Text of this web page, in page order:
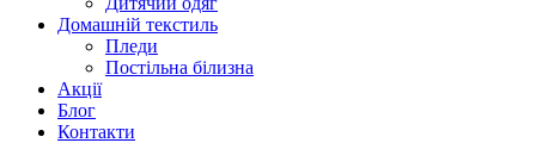
Домашній текстиль
Пледи
Постільна білизна
Акції
Блог
Контакти